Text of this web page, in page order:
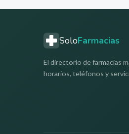
SoloFarmacias
El directorio de farmacias
horarios, teléfonos y